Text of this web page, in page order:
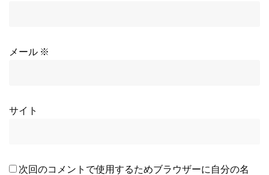
メール ※
サイト
次回のコメントで使用するためブラウザーに自分の名